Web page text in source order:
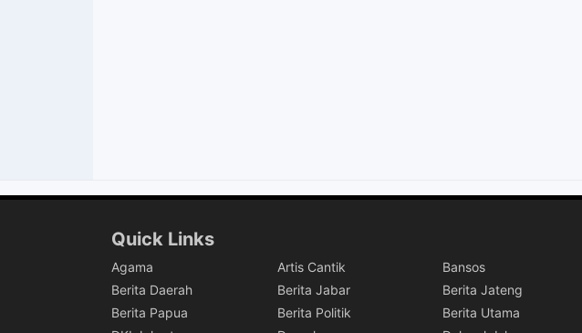
Quick Links
Agama Artis Cantik Bansos
Berita Daerah
Berita Jabar Berita Jateng
Berita Papua
Berita Politik Berita Utama